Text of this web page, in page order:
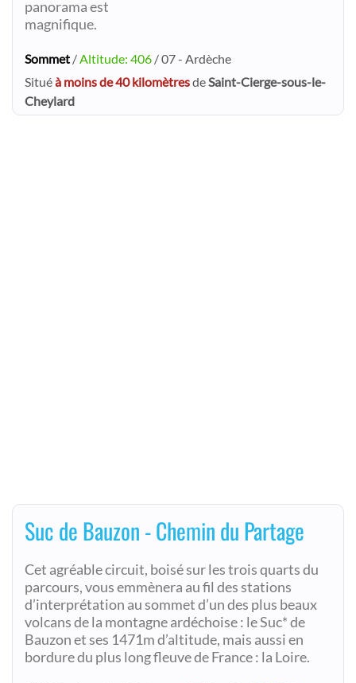
panorama est
magnifique.
Sommet /Altitude: 406 / 07 - Ardèche
Situéà moins de 40 kilomètresdeSaint-Cierge-sous-le-
Cheylard
Suc de Bauzon - Chemin du Partage
Cet agréable circuit, boisé sur les trois quarts du
parcours, vous emmènera au fil des stations
d’interprétation au sommet d’un des plus beaux
volcans de la montagne ardéchoise : le Suc* de
Bauzon et ses 1471m d’altitude, mais aussi en
bordure du plus long fleuve de France : la Loire.